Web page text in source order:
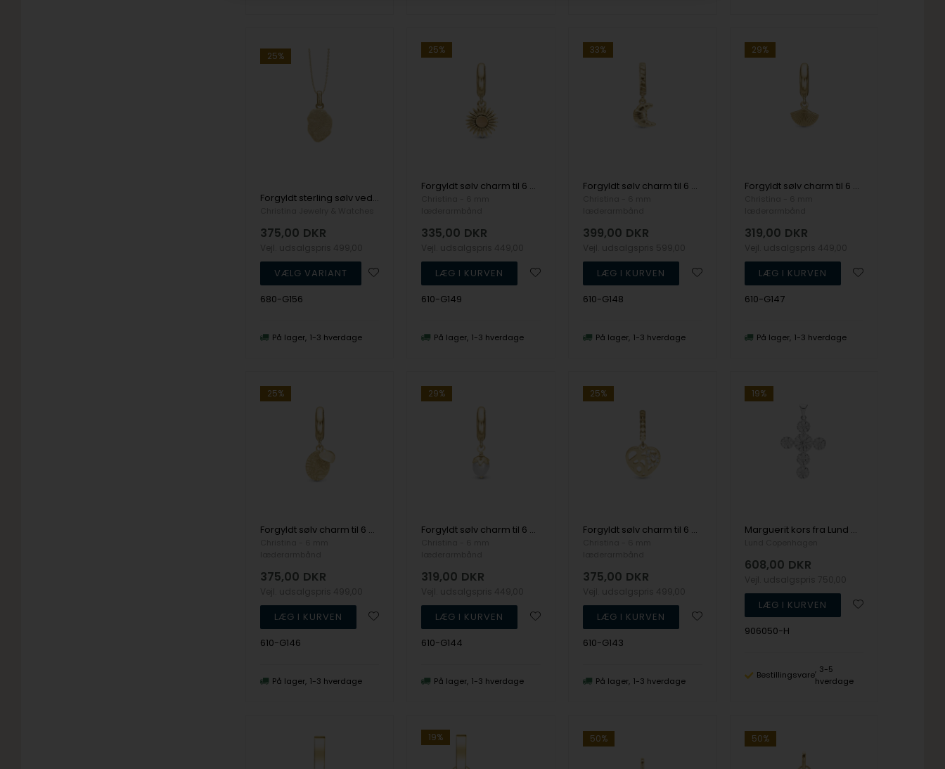
25%
Forgyldt sterling sølv vedhæng og halskæde, Sparkling Life fra Christina Jewelry
375,00 DKR
680-G156
På lager 1-3 hverdage
25%
Forgyldt sølv charm til 6 mm læderarmbånd Glow In The Dark - Sun - Charm 6 mm fra Christina Collect
335,00 DKR
610-G149
På lager 1-3 hverdage
33%
Forgyldt sølv charm til 6 mm læderarmbånd Croissant - Charm 6 mm fra Christina Collect
399,00 DKR
610-G148
På lager 1-3 hverdage
29%
Forgyldt sølv charm til 6 mm læderarmbånd Fan - Charm 6 mm fra Christina Collect
319,00 DKR
610-G147
På lager 1-3 hverdage
25%
Forgyldt sølv charm til 6 mm læderarmbånd Fingerprint - Charm 6 mm fra Christina Collect
375,00 DKR
610-G146
På lager 1-3 hverdage
29%
Forgyldt sølv charm til 6 mm læderarmbånd Sparkling Pearl - Charm 6 mm fra Christina Collect
319,00 DKR
610-G144
På lager 1-3 hverdage
25%
Forgyldt sølv charm til 6 mm læderarmbånd 2026 - Charm 6 mm fra Christina Collect
375,00 DKR
610-G143
På lager 1-3 hverdage
19%
Marguerit kors fra Lund Copenhagen, hvidt 24 x 17 mm
608,00 DKR
906050-H
Bestillingsvare
3-5
hverdage
19% 50% 50%